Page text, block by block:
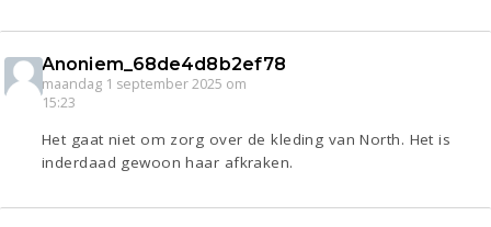
Anoniem_68de4d8b2ef78
maandag 1 september 2025 om
15:23
Het gaat niet om zorg over de kleding van North. Het is
inderdaad gewoon haar afkraken.